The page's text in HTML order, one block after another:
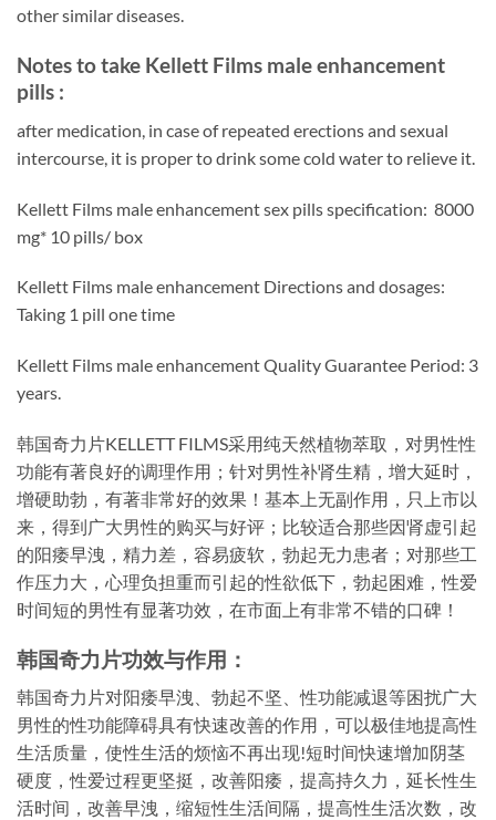
other similar diseases.
Notes to take Kellett Films male enhancement
pills :
after medication, in case of repeated erections and sexual
intercourse, it is proper to drink some cold water to relieve it.
Kellett Films male enhancement sex pills specification: 8000
mg* 10 pills/ box
Kellett Films male enhancement Directions and dosages:
Taking 1 pill one time
Kellett Films male enhancement Quality Guarantee Period: 3
years.
韩国奇力片KELLETT FILMS采用纯天然植物萃取，对男性性
功能有著良好的调理作用；针对男性补肾生精，增大延时，
增硬助勃，有著非常好的效果！基本上无副作用，只上市以
来，得到广大男性的购买与好评；比较适合那些因肾虚引起
的阳痿早洩，精力差，容易疲软，勃起无力患者；对那些工
作压力大，心理负担重而引起的性欲低下，勃起困难，性爱
时间短的男性有显著功效，在市面上有非常不错的口碑！
韩国奇力片功效与作用：
韩国奇力片对阳痿早洩、勃起不坚、性功能减退等困扰广大
男性的性功能障碍具有快速改善的作用，可以极佳地提高性
生活质量，使性生活的烦恼不再出现!短时间快速增加阴茎
硬度，性爱过程更坚挺，改善阳痿，提高持久力，延长性生
活时间，改善早洩，缩短性生活间隔，提高性生活次数，改